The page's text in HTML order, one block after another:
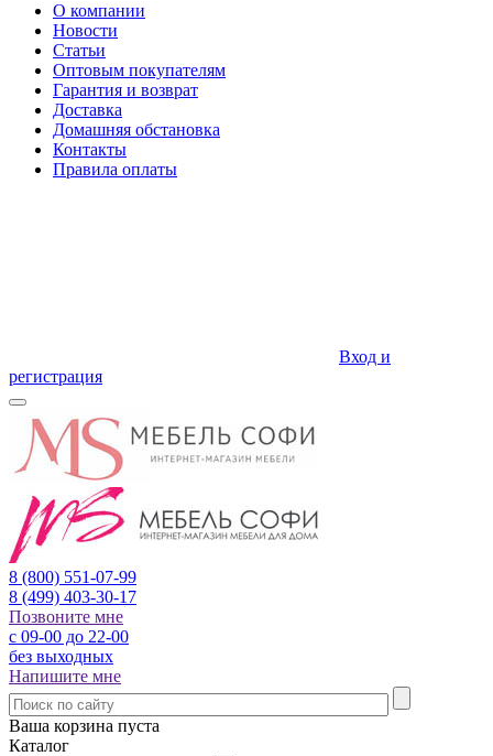
О компании
Новости
Статьи
Оптовым покупателям
Гарантия и возврат
Доставка
Домашняя обстановка
Контакты
Правила оплаты
Вход и
регистрация
8 (800) 551-07-99
8 (499) 403-30-17
Позвоните мне
с 09-00 до 22-00
без выходных
Напишите мне
Ваша корзина пуста
Каталог